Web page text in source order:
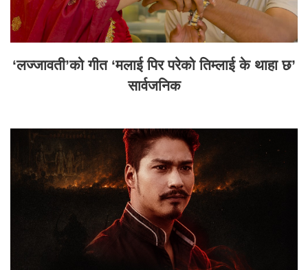
‘लज्जावती’को गीत ‘मलाई पिर परेको तिम्लाई के थाहा छ’
सार्वजनिक